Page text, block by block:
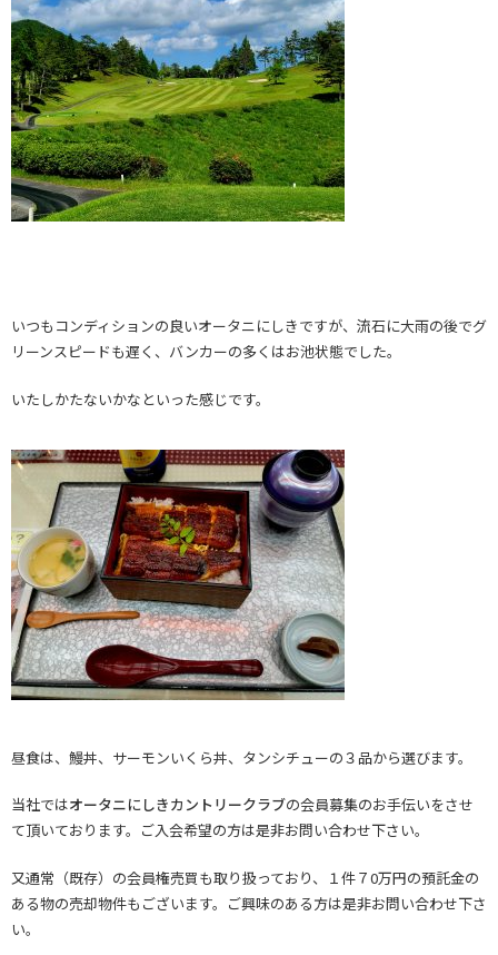
いつもコンディションの良いオータニにしきですが、流石に大雨の後でグ
リーンスピードも遅く、バンカーの多くはお池状態でした。
いたしかたないかなといった感じです。
昼食は、鰻丼、サーモンいくら丼、タンシチューの３品から選びます。
当社ではオータニにしきカントリークラブの会員募集のお手伝いをさせ
て頂いております。ご入会希望の方は是非お問い合わせ下さい。
又通常（既存）の会員権売買も取り扱っており、１件７0万円の預託金の
ある物の売却物件もございます。ご興味のある方は是非お問い合わせ下さ
い。